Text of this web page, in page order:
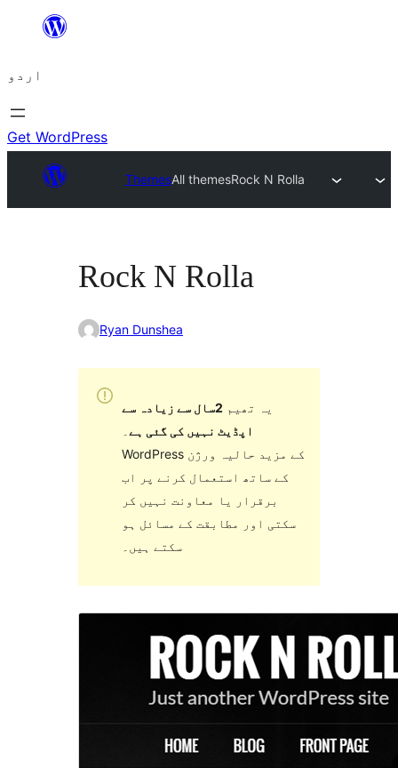
چھوڑیں
پر
جائیں
اردو
Get WordPress
ThemesAll themesRock N Rolla
Rock N Rolla
Ryan Dunshea
یہ تھیم
2سال سے زیادہ سے
اپڈیٹ نہیں کی گئی ہے
WordPress کے مزید حالیہ ورژن
کے ساتھ استعمال کرنے پر اب
برقرار یا معاونت نہیں کر
سکتی اور مطابقت کے مسائل ہو
سکتے ہیں۔